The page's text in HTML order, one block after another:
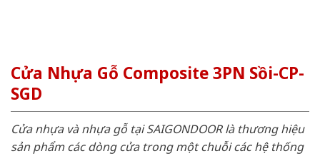
Cửa Nhựa Gỗ Composite 3PN Sồi-CP-
SGD
Cửa nhựa và nhựa gỗ tại SAIGONDOOR là thương hiệu
sản phẩm các dòng cửa trong một chuỗi các hệ thống